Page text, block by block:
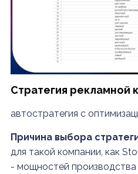
Стратегия рекламной
автостратегия с
Причина выбора
для такой компании, как
- мощностей производства